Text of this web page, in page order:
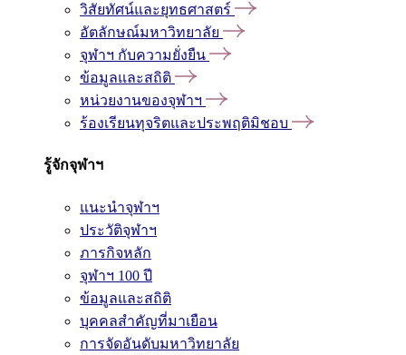
วิสัยทัศน์และยุทธศาสตร์
อัตลักษณ์มหาวิทยาลัย
จุฬาฯ กับความยั่งยืน
ข้อมูลและสถิติ
หน่วยงานของจุฬาฯ
ร้องเรียนทุจริตและประพฤติมิชอบ
รู้จักจุฬาฯ
แนะนำจุฬาฯ
ประวัติจุฬาฯ
ภารกิจหลัก
จุฬาฯ 100 ปี
ข้อมูลและสถิติ
บุคคลสำคัญที่มาเยือน
การจัดอันดับมหาวิทยาลัย